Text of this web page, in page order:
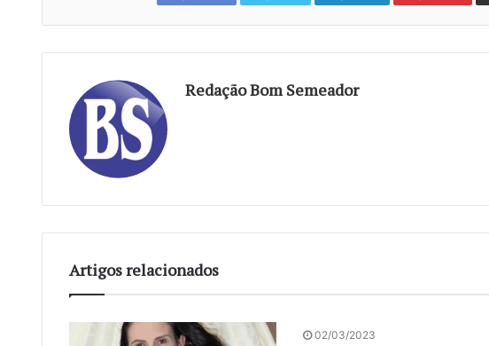
Redação Bom Semeador
Artigos relacionados
02/03/2023